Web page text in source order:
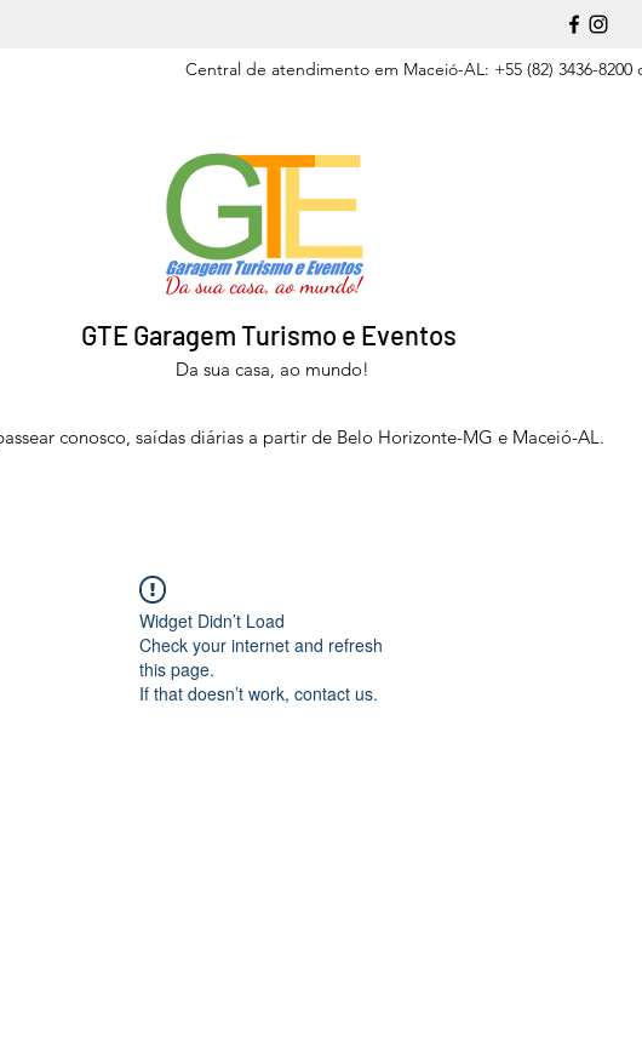
Central de atendimento em Maceió-AL: +55 (82) 3436-8200
GTE Garagem Turismo e Eventos
Da sua casa, ao mundo!
conosco, saídas diárias a partir de Belo Horizonte-MG e Maceió-AL.
Widget Didn’t Load
Check your internet and refresh
this page.
If that doesn’t work, contact us.